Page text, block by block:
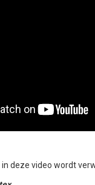
deze video wordt